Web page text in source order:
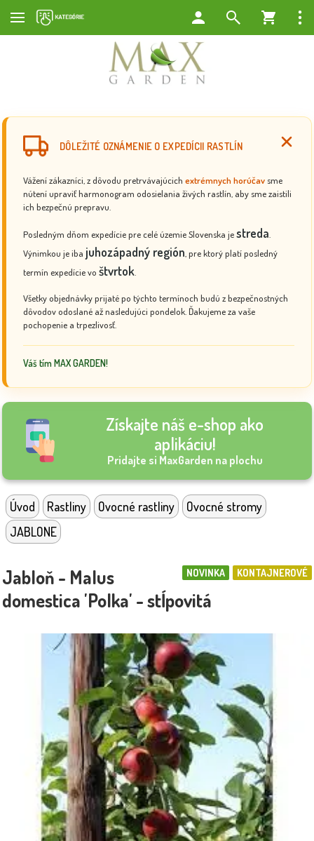
DÔLEŽITÉ OZNÁMENIE O EXPEDÍCII RASTLÍN
Vážení zákazníci, z dôvodu pretrvávajúcich extrémnych horúčav sme
nútení upraviť harmonogram odosielania živých rastlín, aby sme zaistili
ich bezpečnú prepravu.
Posledným dňom expedície pre celé územie Slovenska jestreda
Výnimkou je iba juhozápadný región , pre ktorý platí posledný
termín expedície vo štvrtok
Všetky objednávky prijaté po týchto termínoch budú z bezpečnostných
dôvodov odoslané až nasledujúci pondelok. Ďakujeme za vaše
pochopenie a trpezlivosť.
Váš tím MAX GARDEN!
Získajte náš e-shop ako
aplikáciu!
Pridajte si MaxGarden na plochu
Úvod Rastliny Ovocné rastliny
Ovocné stromy
JABLONE
KONTAJNEROVÉ
NOVINKA
Jabloň - Malus
domestica 'Polka' - stĺpovitá